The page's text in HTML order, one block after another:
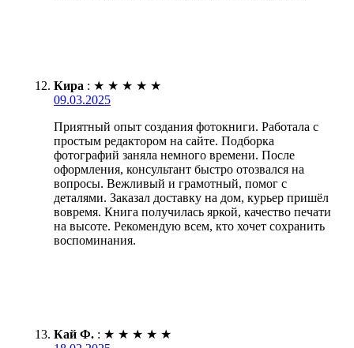
Кира : ★ ★ ★ ★ ★
09.03.2025
Приятный опыт создания фотокниги. Работала с
простым редактором на сайте. Подборка
фотографий заняла немного времени. После
оформления, консультант быстро отозвался на
вопросы. Вежливый и грамотный, помог с
деталями. Заказал доставку на дом, курьер пришёл
вовремя. Книга получилась яркой, качество печати
на высоте. Рекомендую всем, кто хочет сохранить
воспоминания.
Кай Ф. : ★ ★ ★ ★ ★